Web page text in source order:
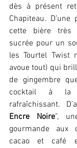
dès à présent
Chapiteau.
cette bière très
sucrée pour un
les Tourtel Twist
avoue tout) qui
de gingembre
cocktail à la
rafraîchissant.
Encre Noire”,
gourmande aux
cacao et café